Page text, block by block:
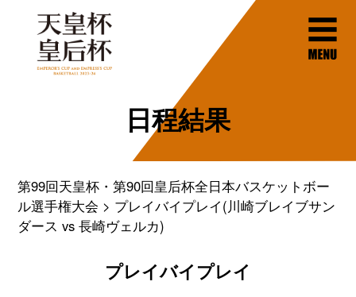
日程結果
第99回天皇杯・第90回皇后杯全日本バスケットボー
ル選手権大会
プレイバイプレイ(川崎ブレイブサン
ダース vs 長崎ヴェルカ)
プレイバイプレイ